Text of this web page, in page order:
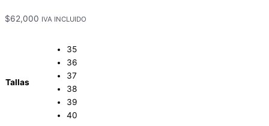
$62,000 IVA INCLUIDO
Tallas
35
36
37
38
39
40